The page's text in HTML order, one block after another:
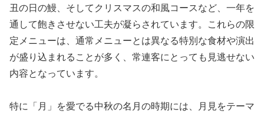
丑の日の鰻、そしてクリスマスの和風コースなど、一年を
通して飽きさせない工夫が凝らされています。これらの限
定メニューは、通常メニューとは異なる特別な食材や演出
が盛り込まれることが多く、常連客にとっても見逃せない
内容となっています。
特に「月」を愛でる中秋の名月の時期には、月見をテーマ